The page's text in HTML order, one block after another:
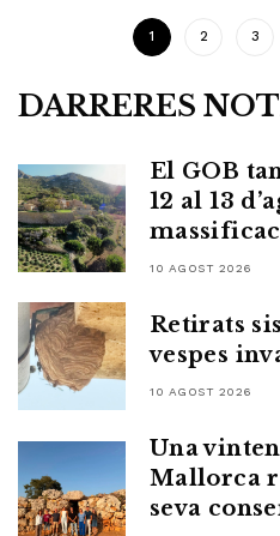
1 2 3
DARRERES
El GOB
12 al 13
10 AGOST 2026
Retirats
vespes
10 AGOST 2026
Una
Mallorca
seva